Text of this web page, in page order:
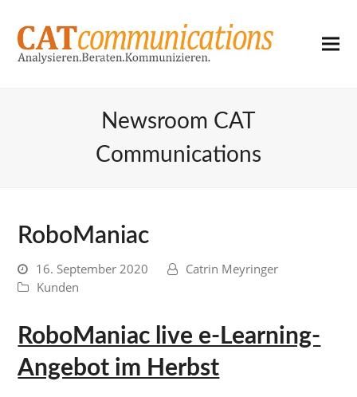
Newsroom CAT
Communications
RoboManiac
16. September 2020
Catrin Meyringer
Kunden
RoboManiac live e-Learning-
Angebot im Herbst